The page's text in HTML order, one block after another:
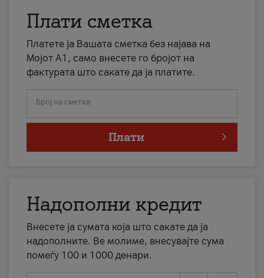
Плати сметка
Платете ја Вашата сметка без најава на
Мојот А1, само внесете го бројот на
фактурата што сакате да ја платите.
Број на сметка
Плати
Надополни кредит
Внесете ја сумата која што сакате да ја
надополните. Ве молиме, внесувајте сума
помеѓу 100 и 1000 денари.